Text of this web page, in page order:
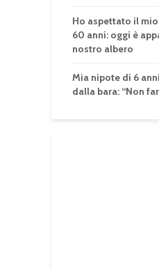
Ho aspettato il
60 anni: oggi è
nostro albero
Mia nipote di 6
dalla bara: “Non